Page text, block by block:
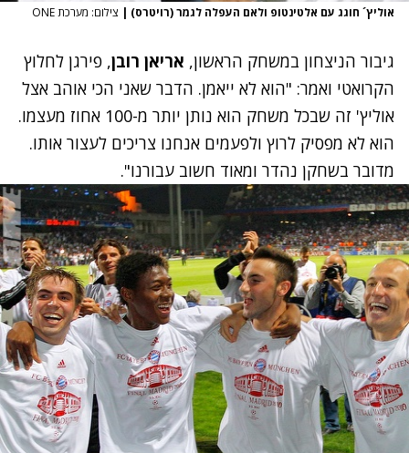
אוליץ´ חוגג עם אלטינטופ ולאם העפלה לגמר (רויטרס) | צילום: מערכת ONE
גיבור הניצחון במשחק הראשון, אריאן רובן, פירגן לחלוץ
הקרואטי ואמר: "הוא לא ייאמן. הדבר שאני הכי אוהב אצל
אוליץ' זה שבכל משחק הוא נותן יותר מ-100 אחוז מעצמו.
הוא לא מפסיק לרוץ ולפעמים אנחנו צריכים לעצור אותו.
מדובר בשחקן נהדר ומאוד חשוב עבורנו".